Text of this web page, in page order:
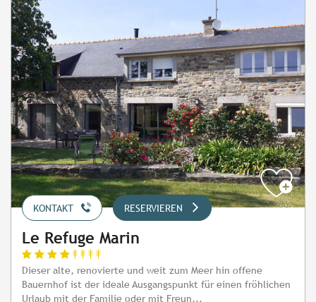
KONTAKT RESERVIEREN
Le Refuge Marin
Dieser alte, renovierte und weit zum Meer hin offene
Bauernhof ist der ideale Ausgangspunkt für einen fröhlichen
Urlaub mit der Familie oder mit Freun...